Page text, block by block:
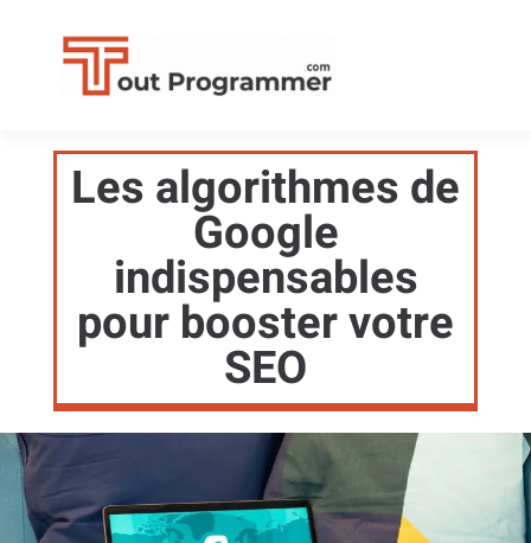
Les algorithmes de
Google
indispensables
pour booster votre
SEO